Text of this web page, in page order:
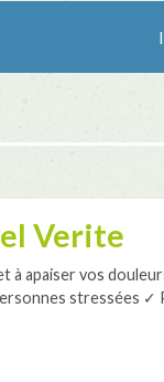
Verite
à apaiser vos
stressées